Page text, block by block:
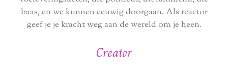
baas, en we kunnen eeuwig doorgaan. Als reactor
geef je je kracht weg aan de wereld om je heen.
Creator